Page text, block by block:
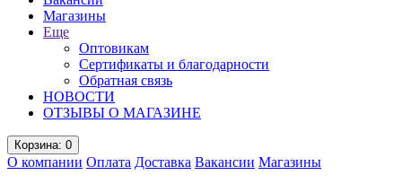
Магазины
Еще
Оптовикам
Сертификаты и благодарности
Обратная связь
НОВОСТИ
ОТЗЫВЫ О МАГАЗИНЕ
Корзина: 0
О компании Оплата Доставка Вакансии Магазины